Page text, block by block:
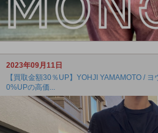
2023年09月11日
【買取金額30％UP】YOHJI YAMAMOTO /
0%UPの高価...